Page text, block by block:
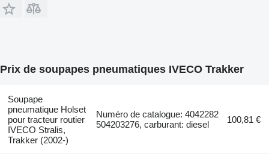
Prix de soupapes pneumatiques IVECO Trakker
Soupape
pneumatique Holset
pour tracteur routier
IVECO Stralis,
Trakker (2002-)
Numéro de catalogue: 4042282
504203276, carburant: diesel
100,81 €